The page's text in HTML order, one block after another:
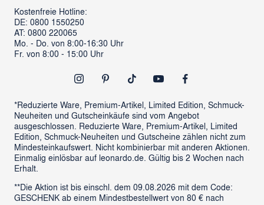
Verantwortung
ProSales Gastronomie
LIVING Möbel
Newsletter
Händlersuche
Retoure anmelden
Vertrag widerrufen
Kostenfreie Hotline:
DE: 0800 1550250
AT: 0800 220065
Mo. - Do. von 8:00-16:30 Uhr
Fr. von 8:00 - 15:00 Uhr
*Reduzierte Ware, Premium-Artikel, Limited Edition, Schmuck-
Neuheiten und Gutscheinkäufe sind vom Angebot
ausgeschlossen. Reduzierte Ware, Premium-Artikel, Limited
Edition, Schmuck-Neuheiten und Gutscheine zählen nicht zum
Mindesteinkaufswert. Nicht kombinierbar mit anderen Aktionen.
Einmalig einlösbar auf leonardo.de. Gültig bis 2 Wochen nach
Erhalt.
**Die Aktion ist bis einschl. dem 09.08.2026 mit dem Code:
GESCHENK ab einem Mindestbestellwert von 80 € nach